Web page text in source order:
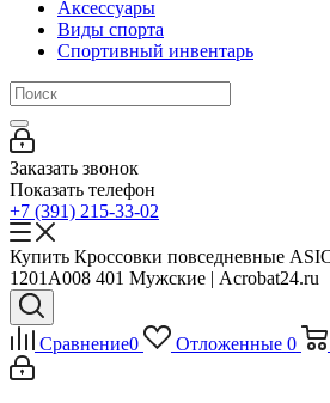
Аксессуары
Виды спорта
Спортивный инвентарь
Заказать звонок
Показать телефон
+7 (391) 215-33-02
Купить Кроссовки повседневные
1201A008 401 Мужские | Acrobat24.ru
Сравнение0 Отложенные 0